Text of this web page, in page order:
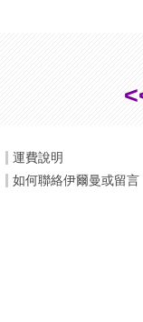
運費說明
如何聯絡伊爾曼或留言